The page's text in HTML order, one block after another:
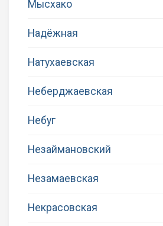
Мысхако
Надёжная
Натухаевская
Неберджаевская
Небуг
Незаймановский
Незамаевская
Некрасовская